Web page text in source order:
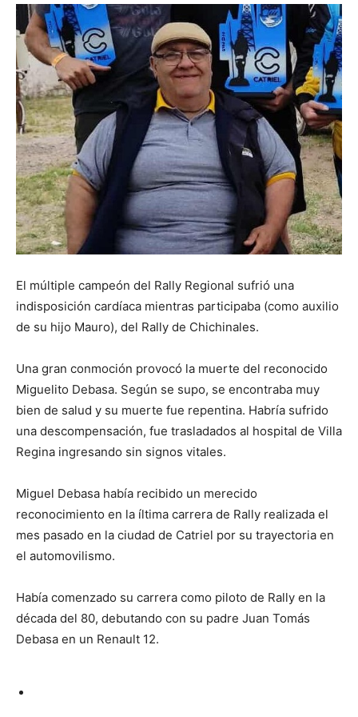
El múltiple campeón del Rally Regional sufrió una
indisposición cardíaca mientras participaba (como auxilio
de su hijo Mauro), del Rally de Chichinales.
Una gran conmoción provocó la muerte del reconocido
Miguelito Debasa. Según se supo, se encontraba muy
bien de salud y su muerte fue repentina. Habría sufrido
una descompensación, fue trasladados al hospital de Villa
Regina ingresando sin signos vitales.
Miguel Debasa había recibido un merecido
reconocimiento en la íltima carrera de Rally realizada el
mes pasado en la ciudad de Catriel por su trayectoria en
el automovilismo.
Había comenzado su carrera como piloto de Rally en la
década del 80, debutando con su padre Juan Tomás
Debasa en un Renault 12.